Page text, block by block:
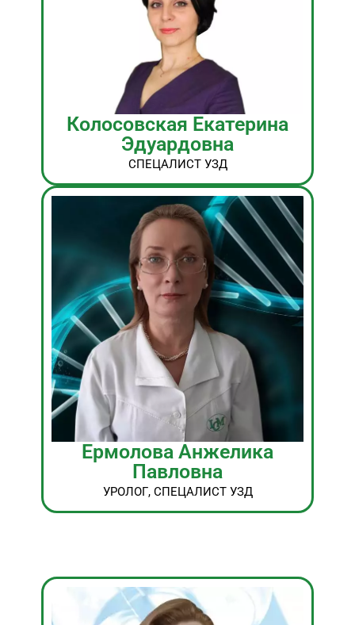
Колосовская Екатерина
Эдуардовна
СПЕЦАЛИСТ УЗД
Ермолова Анжелика
Павловна
УРОЛОГ, СПЕЦАЛИСТ УЗД